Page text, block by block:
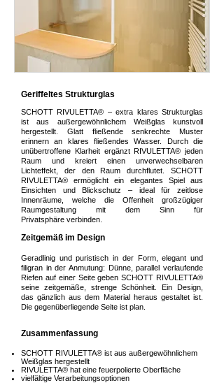
Geriffeltes Strukturglas
SCHOTT RIVULETTA® – extra klares Strukturglas
ist aus außergewöhnlichem Weißglas kunstvoll
hergestellt. Glatt fließende senkrechte Muster
erinnern an klares fließendes Wasser. Durch die
unübertroffene Klarheit ergänzt RIVULETTA® jeden
Raum und kreiert einen unverwechselbaren
Lichteffekt, der den Raum durchflutet. SCHOTT
RIVULETTA® ermöglicht ein elegantes Spiel aus
Einsichten und Blickschutz – ideal für zeitlose
Innenräume, welche die Offenheit großzügiger
Raumgestaltung mit dem Sinn für
Privatsphäre verbinden.
Zeitgemäß im Design
Geradlinig und puristisch in der Form, elegant und
filigran in der Anmutung: Dünne, parallel verlaufende
Riefen auf einer Seite geben SCHOTT RIVULETTA®
seine zeitgemäße, strenge Schönheit. Ein Design,
das gänzlich aus dem Material heraus gestaltet ist.
Die gegenüberliegende Seite ist plan.
Zusammenfassung
SCHOTT RIVULETTA® ist aus außergewöhnlichem
Weißglas hergestellt
RIVULETTA® hat eine feuerpolierte Oberfläche
vielfältige Verarbeitungsoptionen